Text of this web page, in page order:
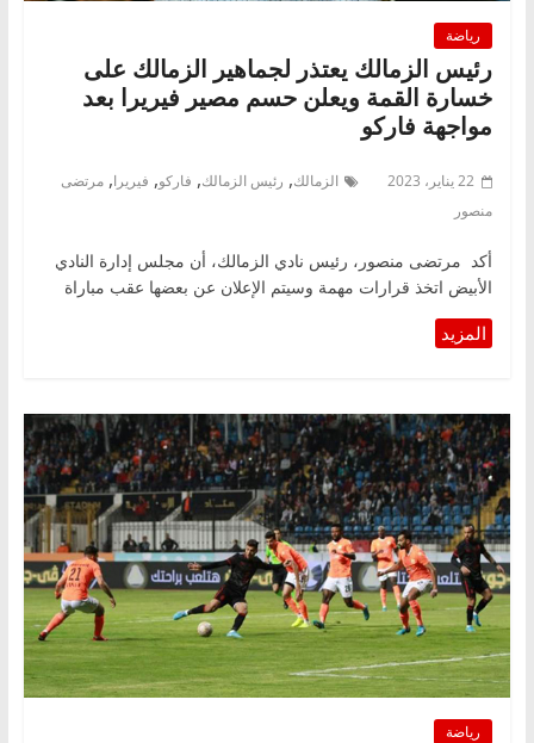
رياضة
رئيس الزمالك يعتذر لجماهير الزمالك على
خسارة القمة ويعلن حسم مصير فيريرا بعد
مواجهة فاركو
22 يناير، 2023 الزمالك, رئيس الزمالك, فاركو, فيريرا, مرتضى
منصور
أكد مرتضى منصور، رئيس نادي الزمالك، أن مجلس إدارة النادي
الأبيض اتخذ قرارات مهمة وسيتم الإعلان عن بعضها عقب مباراة
رياضة